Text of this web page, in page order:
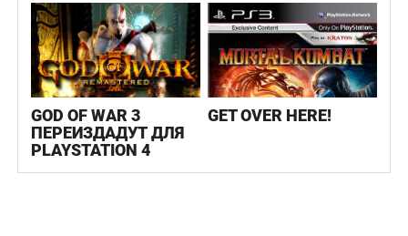
GOD OF WAR 3
ПЕРЕИЗДАДУТ ДЛЯ
PLAYSTATION 4
GET OVER HERE!